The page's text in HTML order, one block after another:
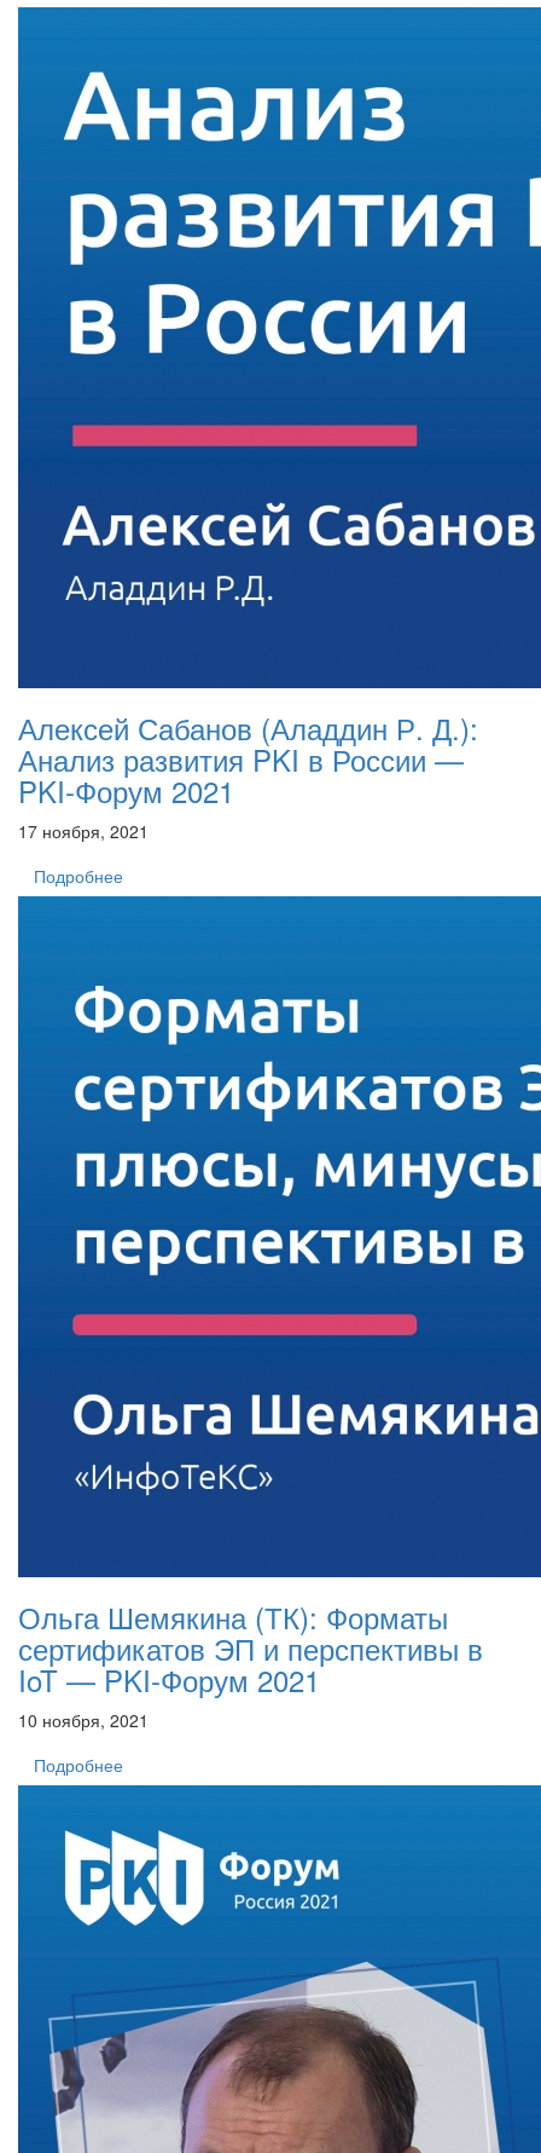
Алексей Сабанов (Аладдин Р. Д.):
Анализ развития PKI в России —
PKI-Форум 2021
17 ноября, 2021
Подробнее
Ольга Шемякина (ТК): Форматы
сертификатов ЭП и перспективы в
IoT — PKI-Форум 2021
10 ноября, 2021
Подробнее